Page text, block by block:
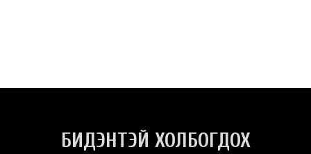
БИДЭНТЭЙ ХОЛБОГДОХ